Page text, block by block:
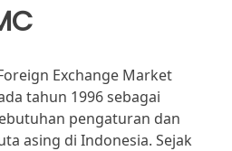
Exchange Market
tahun 1996 sebagai
pengaturan dan
asing di Indonesia. Sejak